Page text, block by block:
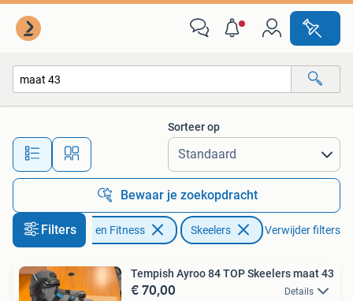
Alle afstanden…
Sorteer op
Bewaar je zoekopdracht
FiltersSport en Fitness Skeelers Verwijder filters
Tempish Ayroo 84 TOP Skeelers maat 43
€ 70,00 Details